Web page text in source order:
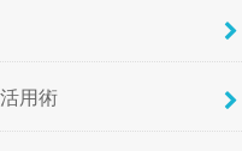
用術